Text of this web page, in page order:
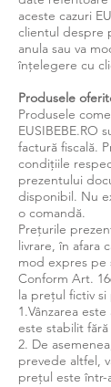
aceste cazuri
clientul despre
anula sau va
înțelegere cu
Produsele
Produsele
EUSIBEBE.RO
factură fiscală.
condițiile
prezentului
disponibil. Nu
o comandă.
Prețurile
livrare, în afara
mod expres pe
Conform Art.
la prețul fictiv
1.Vânzarea
este stabilit
2. De
prevede altfel,
prețul este